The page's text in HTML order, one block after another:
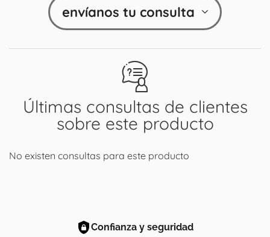
Últimas consultas de clientes
sobre este producto
No existen consultas para este producto
envíanos tu consulta
Confianza y seguridad